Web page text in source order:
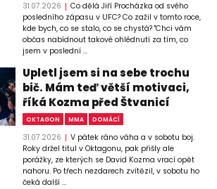
31.07.2026
Co dělá Jiří Procházka od svého
posledního zápasu v UFC? Co zažil v tomto roce,
kde bych, co se stalo, co se chystá? "Chci vám
občas nabídnout takové ohlédnutí za tím, co
jsem v poslední ...
Upletl jsem si na sebe trochu
bič. Mám teď větší motivaci,
říká Kozma před Štvanicí
OKTAGON MMA DOMÁCÍ
31.07.2026
V pátek ráno váha a v sobotu boj.
Roky držel titul v Oktagonu, pak přišly ale
porážky, ze kterých se David Kozma vrací opět
nahoru. Po třech nezdarech zvítězil, v sobotu ho
čeká další ...